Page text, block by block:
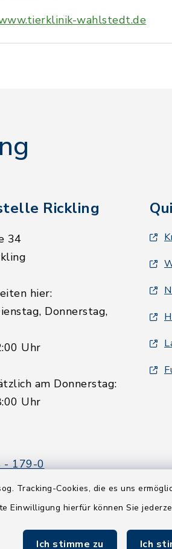
Tracking-Cookies, die es uns
Einwilligung hierfür können Sie
Ich stimme zu Ich
wahlstedt.de
Rickling
34
hier:
Donnerstag,
Uhr
am Donnerstag:
Uhr
- 179-0
- 179-44
boostedt-